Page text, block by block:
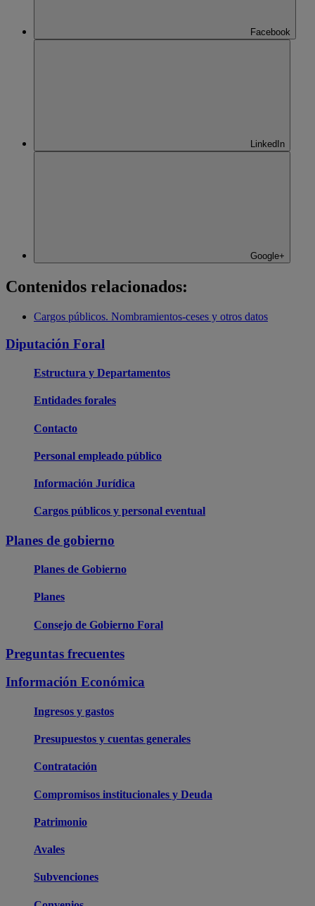
Facebook
LinkedIn
Google+
Contenidos relacionados:
Cargos públicos. Nombramientos-ceses y otros datos
Diputación Foral
Estructura y Departamentos
Entidades forales
Contacto
Personal empleado público
Información Jurídica
Cargos públicos y personal eventual
Planes de gobierno
Planes de Gobierno
Planes
Consejo de Gobierno Foral
Preguntas frecuentes
Información Económica
Ingresos y gastos
Presupuestos y cuentas generales
Contratación
Compromisos institucionales y Deuda
Patrimonio
Avales
Subvenciones